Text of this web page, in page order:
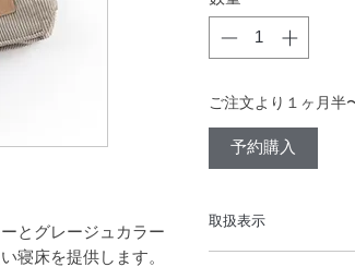
とグレージュカラー
寝床を提供します。
ご注文より１ヶ月半
予約購入
取扱表示